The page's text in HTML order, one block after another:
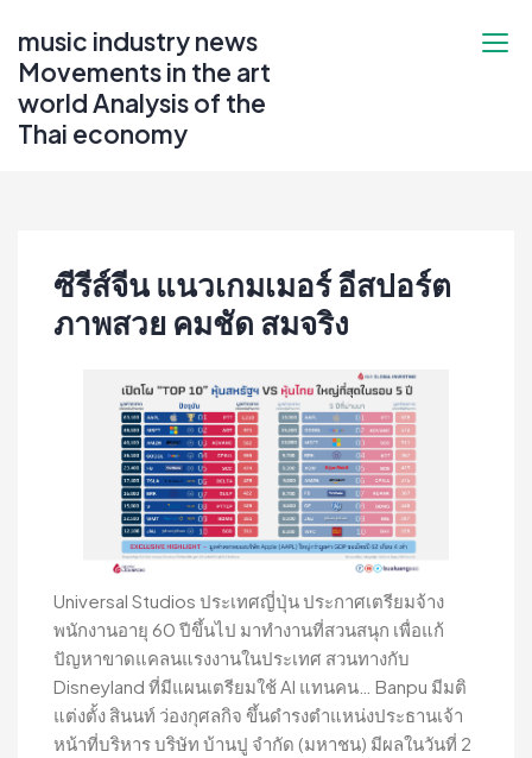
content
music industry news
Movements in the art
world Analysis of the
Thai economy
ซีรีส์จีน แนวเกมเมอร์ อีสปอร์ต
ภาพสวย คมชัด สมจริง
Universal Studios ประเทศญี่ปุ่น ประกาศเตรียมจ้าง
พนักงานอายุ 60 ปีขึ้นไป มาทำงานที่สวนสนุก เพื่อแก้
ปัญหาขาดแคลนแรงงานในประเทศ สวนทางกับ
Disneyland ที่มีแผนเตรียมใช้ AI แทนคน… Banpu มีมติ
แต่งตั้ง สินนท์ ว่องกุศลกิจ ขึ้นดำรงตำแหน่งประธานเจ้า
หน้าที่บริหาร บริษัท บ้านปู จำกัด (มหาชน) มีผลในวันที่ 2